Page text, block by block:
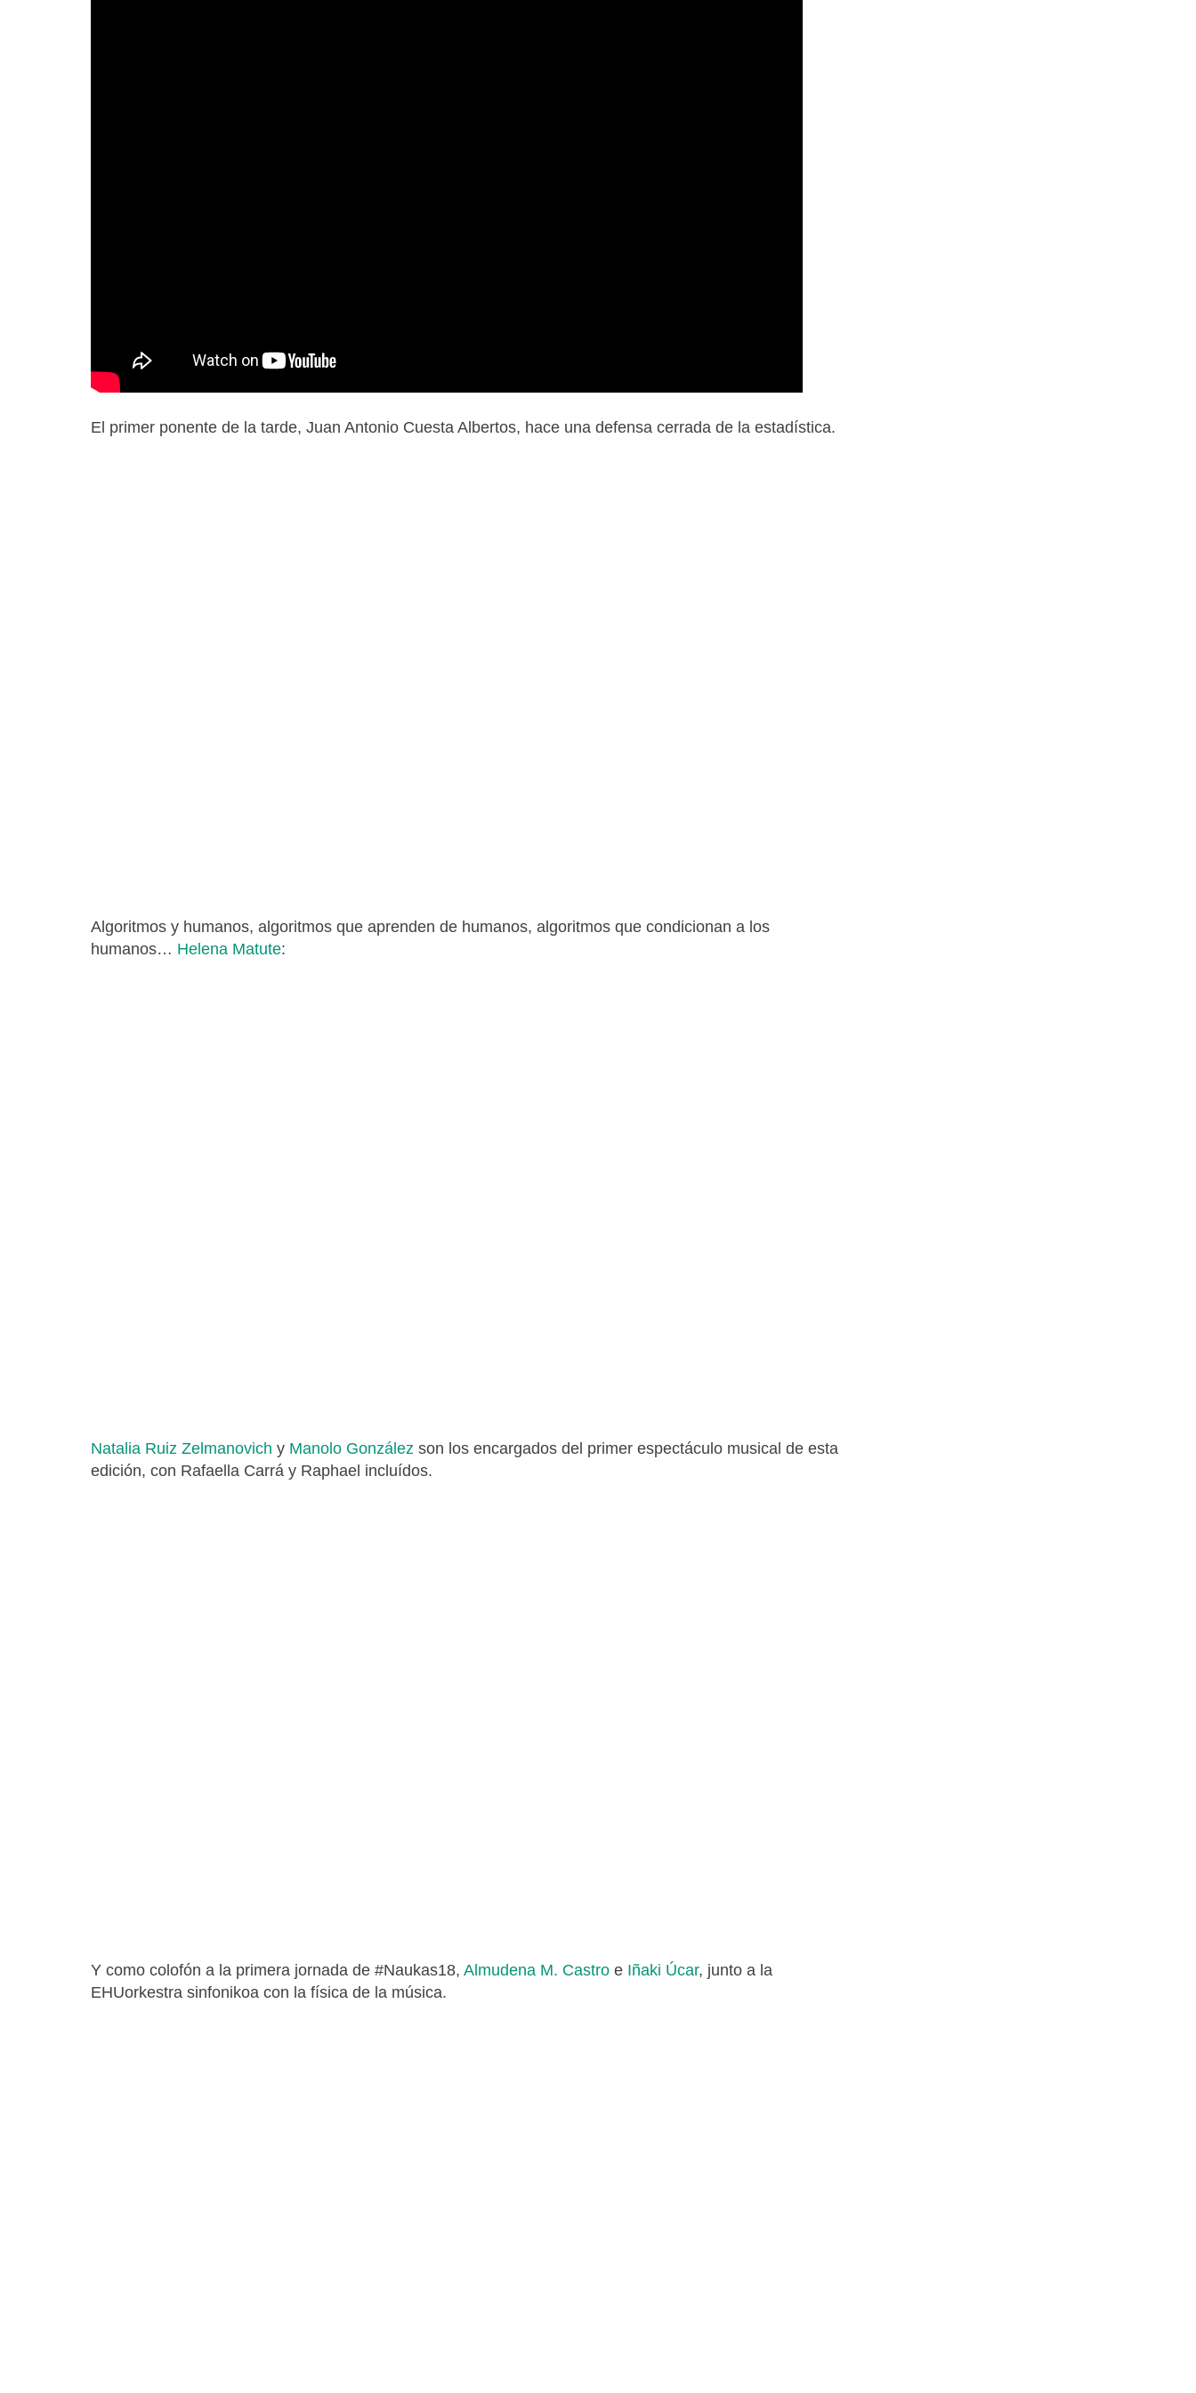
El primer ponente de la tarde, Juan Antonio Cuesta Albertos, hace una defensa cerrada de la estadística.
Algoritmos y humanos, algoritmos que aprenden de humanos, algoritmos que condicionan a los
humanos… Helena Matute:
Natalia Ruiz Zelmanovich y Manolo González son los encargados del primer espectáculo musical de esta
edición, con Rafaella Carrá y Raphael incluídos.
Y como colofón a la primera jornada de #Naukas18, Almudena M. Castro e Iñaki Úcar, junto a la
EHUorkestra sinfonikoa con la física de la música.